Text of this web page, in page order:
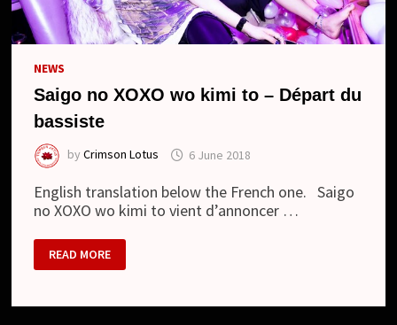
NEWS
Saigo no XOXO wo kimi to – Départ du
bassiste
byCrimson Lotus 6 June 2018
English translation below the French one. Saigo
no XOXO wo kimi to vient d’annoncer …
SAIGO
NO
XOXO
TO
READ MORE